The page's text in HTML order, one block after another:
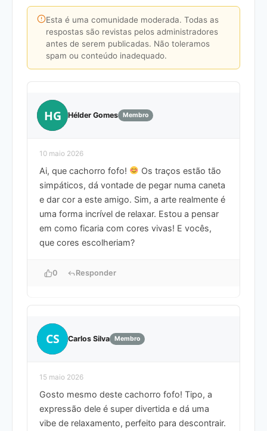
Esta é uma comunidade moderada. Todas as
respostas são revistas pelos administradores
antes de serem publicadas. Não toleramos
spam ou conteúdo inadequado.
HG Hélder Gomes Membro
10 maio 2026
Ai, que cachorro fofo!
Os traços estão tão
simpáticos, dá vontade de pegar numa caneta
e dar cor a este amigo. Sim, a arte realmente é
uma forma incrível de relaxar. Estou a pensar
em como ficaria com cores vivas! E vocês,
que cores escolheriam?
0 Responder
CS Carlos Silva Membro
15 maio 2026
Gosto mesmo deste cachorro fofo! Tipo, a
expressão dele é super divertida e dá uma
vibe de relaxamento, perfeito para descontrair.